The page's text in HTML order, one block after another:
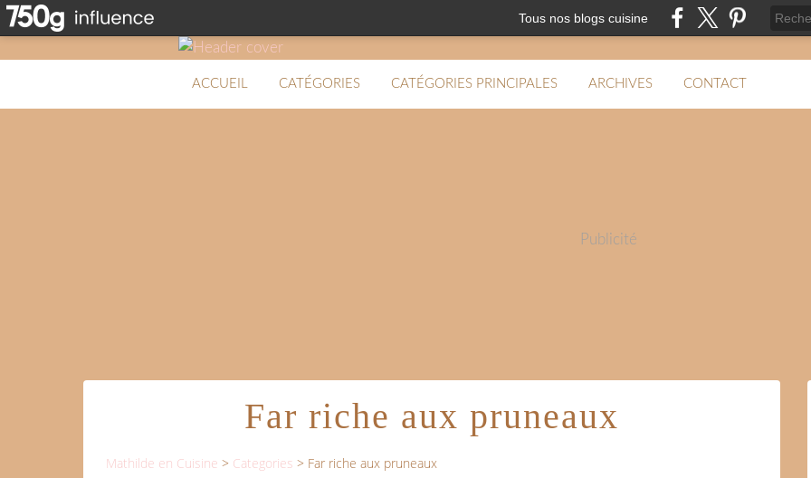
Tous nos blogs cuisine
ACCUEIL CATÉGORIES CATÉGORIES PRINCIPALES ARCHIVES CONTACT
Publicité
Far riche aux pruneaux
Mathilde en Cuisine > Categories > Far riche aux pruneaux